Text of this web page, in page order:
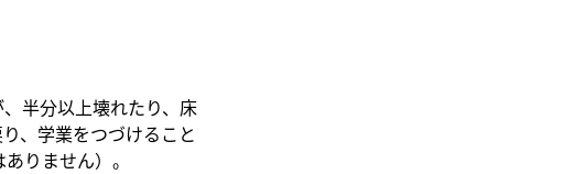
半分以上壊れたり、床
、学業をつづけること
りません）。